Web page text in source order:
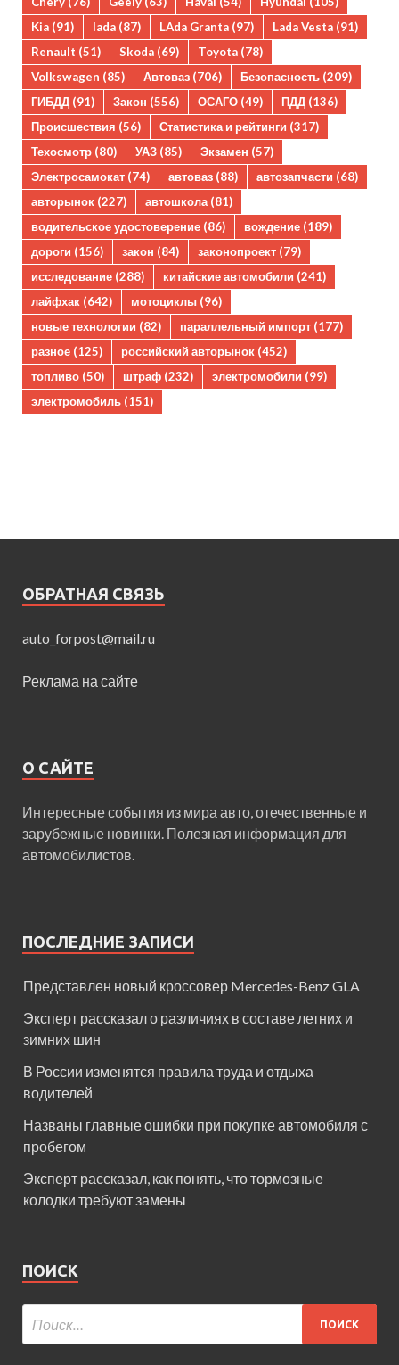
Kia (91) lada (87) LAda Granta (97) Lada Vesta (91)
Renault (51) Skoda (69) Toyota (78)
Volkswagen (85) Автоваз (706) Безопасность (209)
ГИБДД (91) Закон (556) ОСАГО (49) ПДД (136)
Происшествия (56) Статистика и рейтинги (317)
Техосмотр (80) УАЗ (85) Экзамен (57)
Электросамокат (74) автоваз (88) автозапчасти (68)
авторынок (227) автошкола(81)
водительское удостоверение (86) вождение (189)
дороги (156) закон (84) законопроект (79)
исследование (288) китайские автомобили (241)
лайфхак (642) мотоциклы (96)
новые технологии (82) параллельный импорт (177)
разное (125) российский авторынок (452)
топливо (50) штраф (232) электромобили (99)
электромобиль (151)
ОБРАТНАЯ СВЯЗЬ
auto_forpost@mail.ru
Реклама на сайте
О САЙТЕ
Интересные события из мира авто, отечественные и
зарубежные новинки. Полезная информация для
автомобилистов.
ПОСЛЕДНИЕ ЗАПИСИ
Представлен новый кроссовер Mercedes-Benz GLA
Эксперт рассказал о различиях в составе летних и
зимних шин
В России изменятся правила труда и отдыха
водителей
Названы главные ошибки при покупке автомобиля с
пробегом
Эксперт рассказал, как понять, что тормозные
колодки требуют замены
ПОИСК